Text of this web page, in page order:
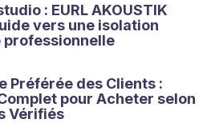
: EURL AKOUSTIK
vers une isolation
professionnelle
Préférée des Clients :
pour Acheter selon
Vérifiés